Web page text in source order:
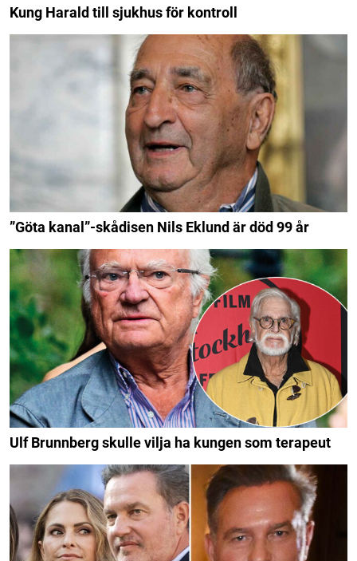
Kung Harald till sjukhus för kontroll
”Göta kanal”-skådisen Nils Eklund är död 99 år
Ulf Brunnberg skulle vilja ha kungen som terapeut